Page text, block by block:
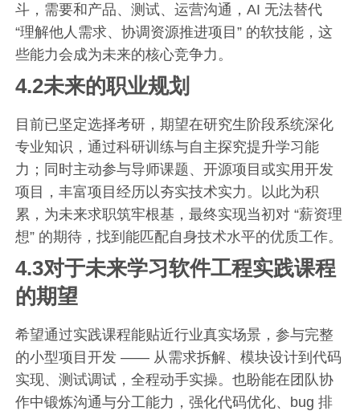
斗，需要和产品、测试、运营沟通，AI 无法替代
“理解他人需求、协调资源推进项目” 的软技能，这
些能力会成为未来的核心竞争力。
4.2未来的职业规划
目前已坚定选择考研，期望在研究生阶段系统深化
专业知识，通过科研训练与自主探究提升学习能
力；同时主动参与导师课题、开源项目或实用开发
项目，丰富项目经历以夯实技术实力。以此为积
累，为未来求职筑牢根基，最终实现当初对 “薪资理
想” 的期待，找到能匹配自身技术水平的优质工作。
4.3对于未来学习软件工程实践课程
的期望
希望通过实践课程能贴近行业真实场景，参与完整
的小型项目开发 —— 从需求拆解、模块设计到代码
实现、测试调试，全程动手实操。也盼能在团队协
作中锻炼沟通与分工能力，强化代码优化、bug 排